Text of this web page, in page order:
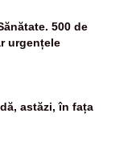
500 de
urgențele
astăzi, în fața